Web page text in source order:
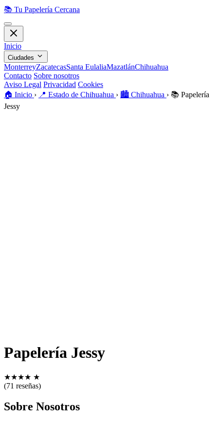
📚 Tu Papelería Cercana
Inicio
Ciudades
MonterreyZacatecasSanta EulaliaMazatlánChihuahua
Contacto Sobre nosotros
Aviso Legal Privacidad Cookies
🏠️ Inicio › 📍 Estado de Chihuahua › 🏙️ Chihuahua › 📚 Papelería
Jessy
Papelería Jessy
★★★★ ★
(71 reseñas)
Sobre Nosotros